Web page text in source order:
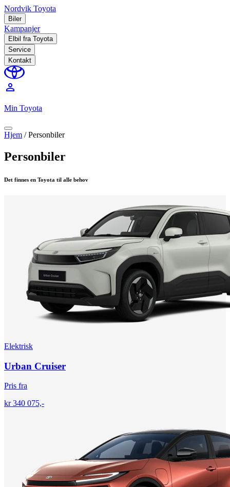
Nordvik Toyota
Biler
Kampanjer
Elbil fra Toyota
Service
Kontakt
perm_identity
Min Toyota
Hjem /Personbiler
Personbiler
Det finnes en Toyota til alle behov
Elektrisk
Urban Cruiser
Pris fra
kr 340 075,-